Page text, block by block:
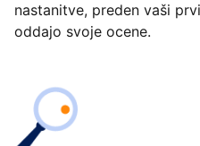
nastanitve, preden vaši
oddajo svoje ocene.